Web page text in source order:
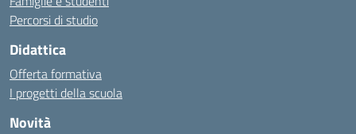
Percorsi di studio
Didattica
Offerta formativa
I progetti della scuola
Novità